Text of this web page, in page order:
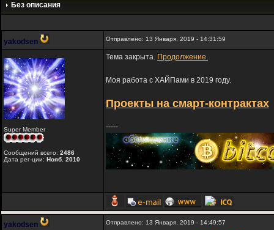
Без описания
yakodsen Отправлено: 13 Января, 2019 - 14:31:59
Super Member
Сообщений всего: 2486
Дата рег-ции: Нояб. 2010
Тема закрыта. Продолжение.
Моя работа с ХАЙПами в 2019 году.
Проекты на смарт-контрактах
-----
yakodsen Отправлено: 13 Января, 2019 - 14:49:57